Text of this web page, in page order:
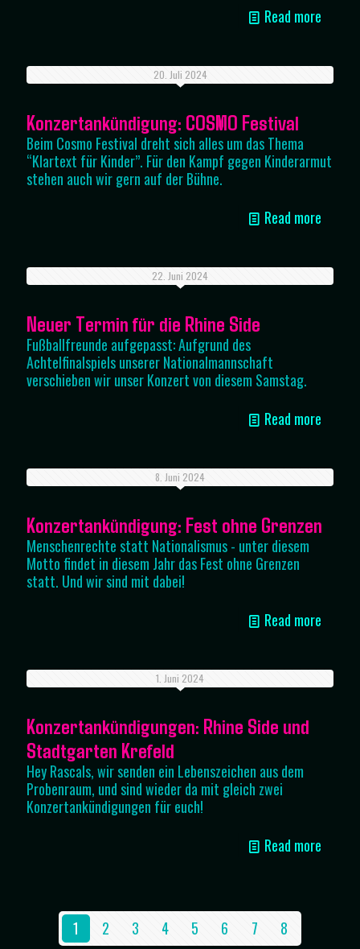
Read more
20. Juli 2024
Konzertankündigung: COSMO Festival
Beim Cosmo Festival dreht sich alles um das Thema
“Klartext für Kinder”. Für den Kampf gegen Kinderarmut
stehen auch wir gern auf der Bühne.
Read more
22. Juni 2024
Neuer Termin für die Rhine Side
Fußballfreunde aufgepasst: Aufgrund des
Achtelfinalspiels unserer Nationalmannschaft
verschieben wir unser Konzert von diesem Samstag.
Read more
8. Juni 2024
Konzertankündigung: Fest ohne Grenzen
Menschenrechte statt Nationalismus - unter diesem
Motto findet in diesem Jahr das Fest ohne Grenzen
statt. Und wir sind mit dabei!
Read more
1. Juni 2024
Konzertankündigungen: Rhine Side und
Stadtgarten Krefeld
Hey Rascals, wir senden ein Lebenszeichen aus dem
Probenraum, und sind wieder da mit gleich zwei
Konzertankündigungen für euch!
Read more
1 2 3 4 5 6 7
8